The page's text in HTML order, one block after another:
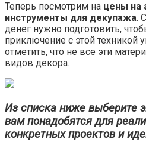
Теперь посмотрим на цены на
инструменты для декупажа.
денег нужно подготовить,
приключение с этой техникой
отметить, что не все эти
видов декора.
Из списка ниже выберите
вам понадобятся для
конкретных проектов и